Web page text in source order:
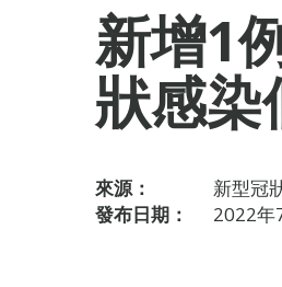
新增1
狀感染
來源：
新型冠
發布日期：
2022年